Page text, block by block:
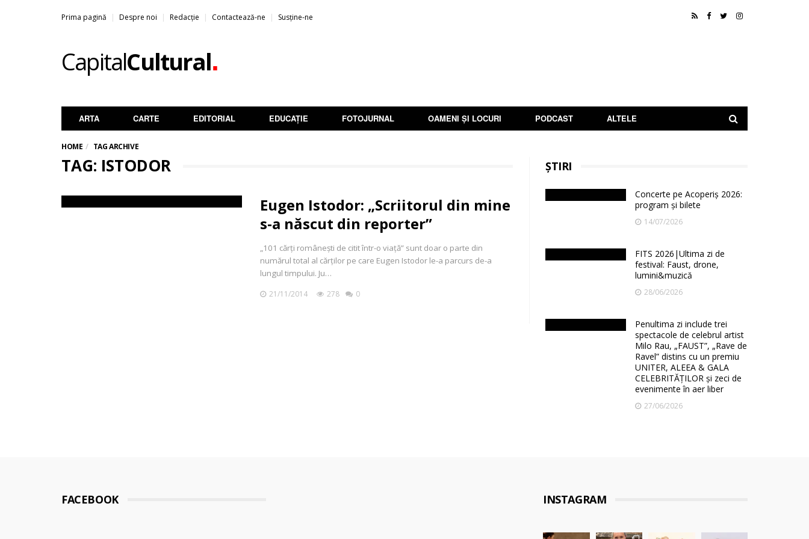
Prima pagină Despre noi Redacție Contactează-ne Susține-ne
CapitalCultural.
ARTA CARTE EDITORIAL EDUCAȚIE FOTOJURNAL OAMENI ȘI LOCURI PODCAST ALTELE
HOME TAG ARCHIVE
TAG: ISTODOR
Eugen Istodor: „Scriitorul din mine
s-a născut din reporter”
„101 cărți românești de citit într-o viață” sunt doar o parte din
numărul total al cărților pe care Eugen Istodor le-a parcurs de-a
lungul timpului. Ju…
21/11/2014 278 0
ȘTIRI
Concerte pe Acoperiș 2026:
program și bilete
14/07/2026
FITS 2026|Ultima zi de
festival: Faust, drone,
lumini&muzică
28/06/2026
Penultima zi include trei
spectacole de celebrul artist
Milo Rau, „FAUST”, „Rave de
Ravel” distins cu un premiu
UNITER, ALEEA & GALA
CELEBRITĂȚILOR și zeci de
evenimente în aer liber
27/06/2026
FACEBOOK INSTAGRAM